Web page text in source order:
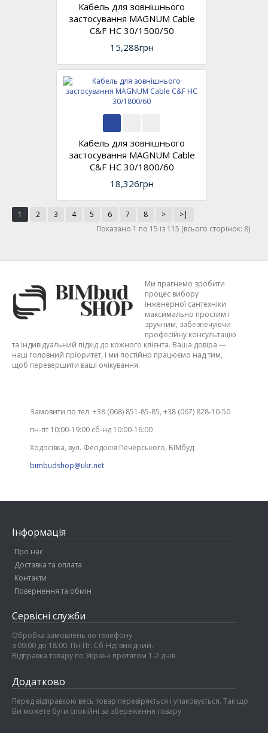
Кабель для зовнішнього
застосування MAGNUM Cable
C&F HC 30/1500/50
15,288грн
Кабель для зовнішнього
застосування MAGNUM Cable
C&F HC 30/1800/60
18,326грн
1 2 3 4 5 6 7 8 >
>|
Показано 1 по 15 із 115 (всього сторінок: 8)
Ми прагнемо зробити
процес вибору
інженерної сантехніки
максимально простим і
зручним, забезпечуючи
професійну консультацію
та індивідуальний підхід до кожного клієнта. Ваша довіра —
наш головний пріоритет, і ми постійно працюємо над тим,
щоб перевершити ваші очікування.
Замовити по тел: +38 (068) 851-85-85, +38 (067) 828-10-50
пн-пт 10:00-19:00 сб-нд 10:00-16:00
Ходосівка, вул. Феодосія Печерського, БІМбуд
bimbudshop@ukr.net
Інформація
Про нас
Доставка та оплата
Контакти
Повернення та обмін
Сервісні служби
Обробка замовлень по телефону
з 09:00 до 18:00. Пн-Пт. Сб-Нд: вихідний.
Відправка товару по Україні протягом 1-2 днів
Додатково
Перед відправкою весь товар перевіряється і упаковується. Так що
Ви можете бути спокійні за збереження товару